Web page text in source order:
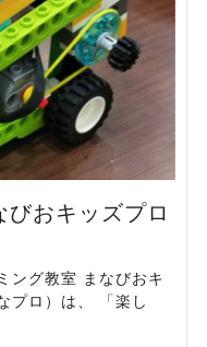
おキッズプロ
ング教室 まなびおキ
プロ）は、 「楽し